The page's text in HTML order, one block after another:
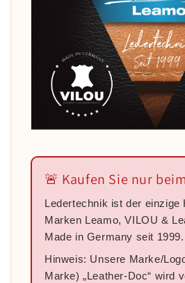
🚨 Kaufen Sie nur
Ledertechnik ist der einzige
Marken Leamo, VILOU &
Made in Germany seit 1999.
Hinweis: Unsere Marke/
Marke) „Leather-Doc“ wird